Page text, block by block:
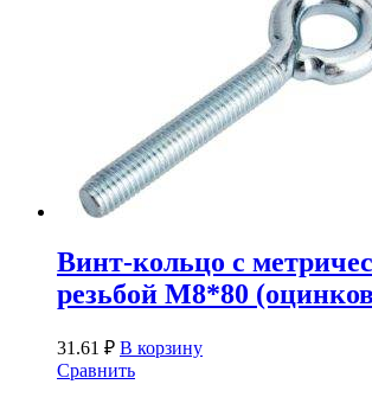
Винт-кольцо с
резьбой М8*80
31.61 ₽ В корзину
Сравнить